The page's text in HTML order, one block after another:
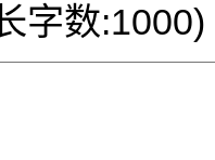
字数:1000)